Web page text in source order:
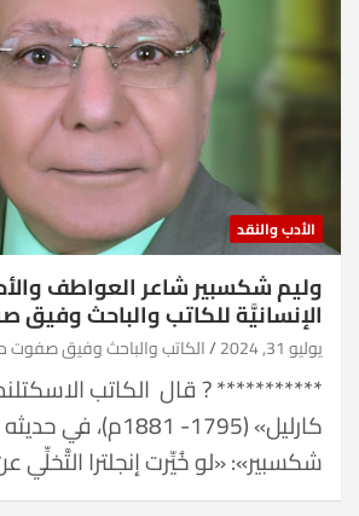
الأدب والنقد
وليم شكسبير شاعر العواطف
الإنسانيَّة للكاتب والباحث وفيق
يوليو 31, 2024 الكاتب والباحث وفيق صفوت
*********** ? قال ‏ الكاتب
كارليل» (1795-
شكسبير»: «لو خُيِّرت إنجلترا التَّخلِّي